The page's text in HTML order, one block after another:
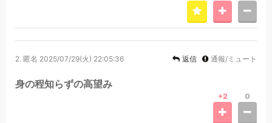
2. 匿名 2025/07/29(火) 22:05:36 返信 通報/ミュート
身の程知らずの高望み
+2 0